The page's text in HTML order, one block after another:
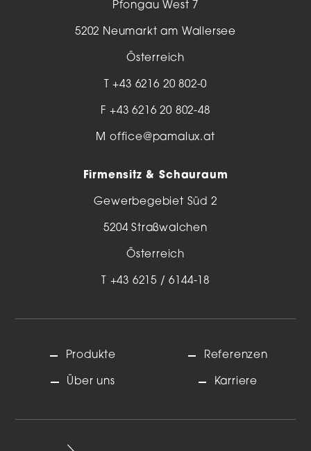
Pfongau West 7
5202 Neumarkt am Wallersee
Österreich
T+43 6216 20 802-0
F +43 6216 20 802-48
M office@pamalux.at
Firmensitz & Schauraum
Gewerbegebiet Süd 2
5204 Straßwalchen
Österreich
T +43 6215 / 6144-18
Produkte
Über uns
Referenzen
Karriere